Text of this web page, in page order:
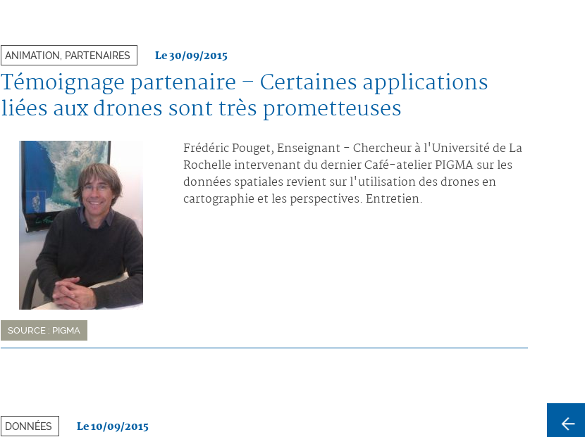
ANIMATION, PARTENAIRES Le 30/09/2015
Témoignage partenaire – Certaines applications
liées aux drones sont très prometteuses
Frédéric Pouget, Enseignant - Chercheur à l'Université de La
Rochelle intervenant du dernier Café-atelier PIGMA sur les
données spatiales revient sur l'utilisation des drones en
cartographie et les perspectives. Entretien.
SOURCE : PIGMA
DONNÉES Le 10/09/2015